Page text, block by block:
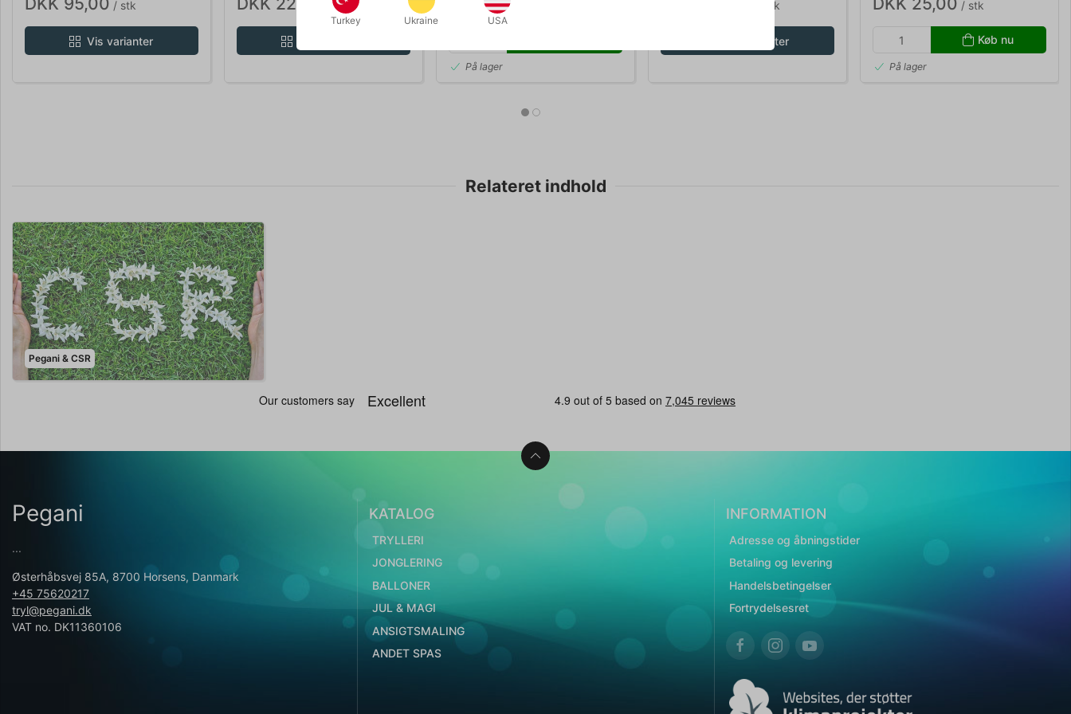
/ stk
Vis varianter
/ stk
På lager
/ stk
Vis varianter
/ stk
Køb nu
På lager
Relateret indhold
Pegani & CSR
Pegani
...
Østerhåbsvej 85A, 8700 Horsens, Danmark
+45 75620217
tryl@pegani.dk
VAT no. DK11360106
KATALOG
TRYLLERI
JONGLERING
BALLONER
JUL & MAGI
ANSIGTSMALING
ANDET SPAS
INFORMATION
Adresse og åbningstider
Betaling og levering
Handelsbetingelser
Fortrydelsesret
Turkey Ukraine USA